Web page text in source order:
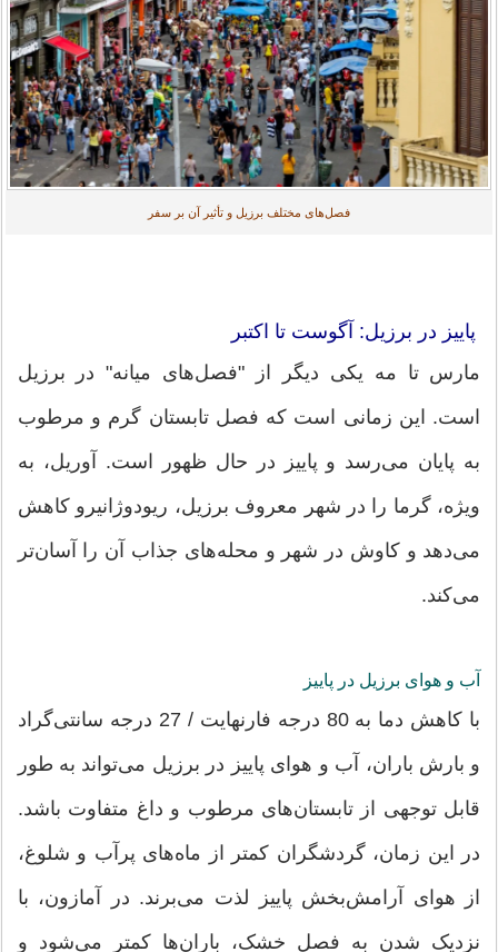
فصل‌های مختلف برزیل و تأثیر آن بر سفر
پاییز در برزیل: آگوست تا اکتبر
مارس تا مه یکی دیگر از "فصل‌های میانه" در برزیل
است. این زمانی است که فصل تابستان گرم و مرطوب
به پایان می‌رسد و پاییز در حال ظهور است. آوریل، به
ویژه، گرما را در شهر معروف برزیل، ریودوژانیرو کاهش
می‌دهد و کاوش در شهر و محله‌های جذاب آن را آسان‌تر
می‌کند.
آب و هوای برزیل در پاییز
با کاهش دما به 80 درجه فارنهایت / 27 درجه سانتی‌گراد
و بارش باران، آب و هوای پاییز در برزیل می‌تواند به طور
قابل توجهی از تابستان‌های مرطوب و داغ متفاوت باشد.
در این زمان، گردشگران کمتر از ماه‌های پرآب و شلوغ،
از هوای آرامش‌بخش پاییز لذت می‌برند. در آمازون، با
نزدیک شدن به فصل خشک، باران‌ها کمتر می‌شود و